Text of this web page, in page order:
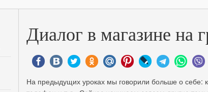
Диалог в магазине на
На предыдущих уроках мы говорили больше о себе: